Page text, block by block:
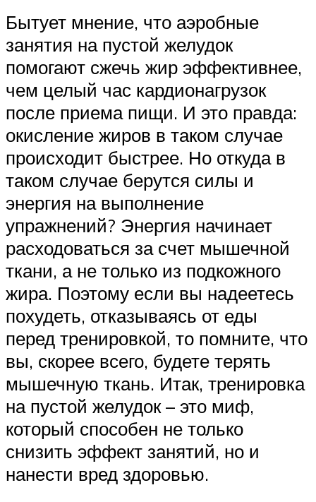
Бытует мнение, что аэробные
занятия на пустой желудок
помогают сжечь жир эффективнее,
чем целый час кардионагрузок
после приема пищи. И это правда:
окисление жиров в таком случае
происходит быстрее. Но откуда в
таком случае берутся силы и
энергия на выполнение
упражнений? Энергия начинает
расходоваться за счет мышечной
ткани, а не только из подкожного
жира. Поэтому если вы надеетесь
похудеть, отказываясь от еды
перед тренировкой, то помните, что
вы, скорее всего, будете терять
мышечную ткань. Итак, тренировка
на пустой желудок – это миф,
который способен не только
снизить эффект занятий, но и
нанести вред здоровью.